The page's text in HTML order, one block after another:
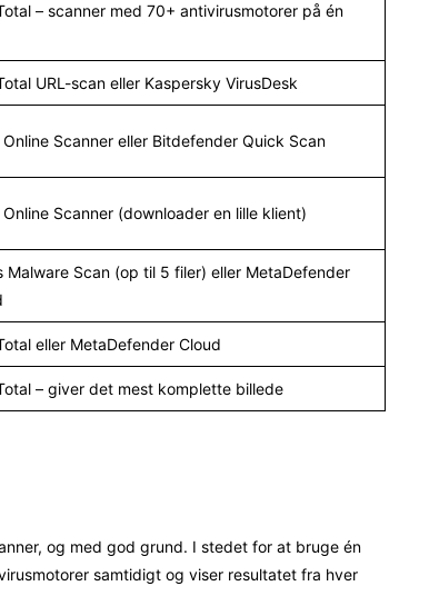
– scanner med 70+ antivirusmotorer på én
URL-scan eller Kaspersky VirusDesk
Online Scanner eller Bitdefender Quick Scan
Online Scanner (downloader en lille klient)
Malware Scan (op til 5 filer) eller MetaDefender
eller MetaDefender Cloud
– giver det mest komplette billede
og med god grund. I stedet for at bruge én
samtidigt og viser resultatet fra hver